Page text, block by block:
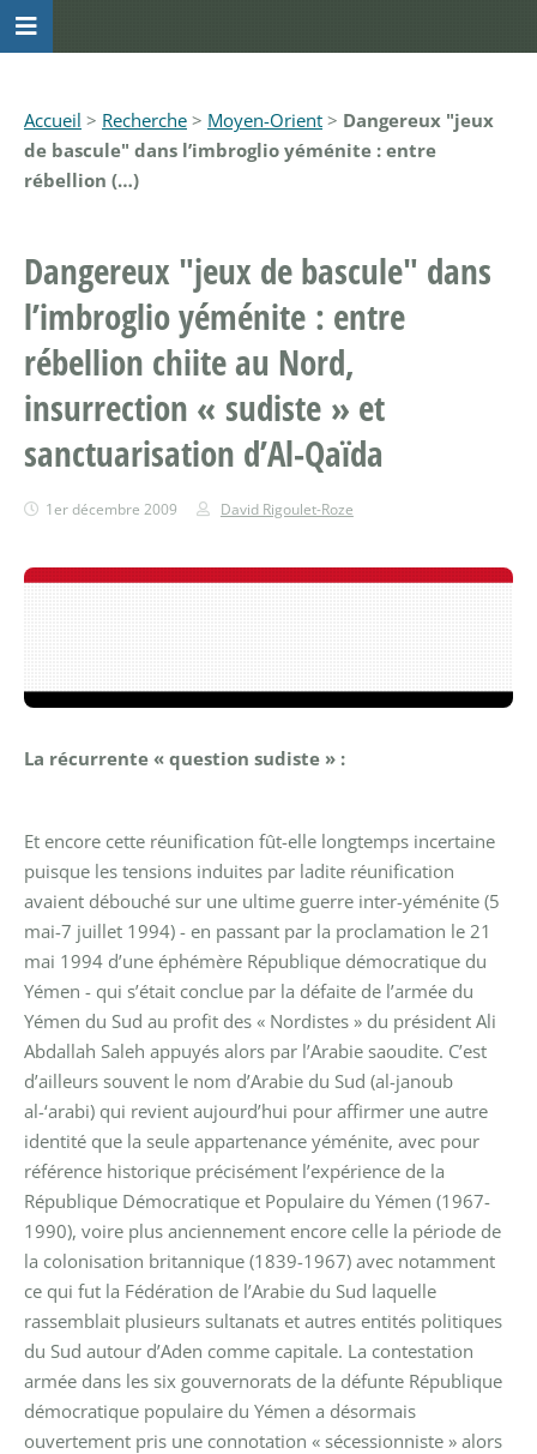
Accueil > Recherche > Moyen-Orient > Dangereux "jeux
de bascule" dans l’imbroglio yéménite : entre
rébellion (…)
Dangereux "jeux de bascule" dans
l’imbroglio yéménite : entre
rébellion chiite au Nord,
insurrection « sudiste » et
sanctuarisation d’Al-Qaïda
1er décembre 2009 David Rigoulet-Roze
La récurrente « question sudiste » :
Et encore cette réunification fût-elle longtemps incertaine
puisque les tensions induites par ladite réunification
avaient débouché sur une ultime guerre inter-yéménite (5
mai-7 juillet 1994) - en passant par la proclamation le 21
mai 1994 d’une éphémère République démocratique du
Yémen - qui s’était conclue par la défaite de l’armée du
Yémen du Sud au profit des « Nordistes » du président Ali
Abdallah Saleh appuyés alors par l’Arabie saoudite. C’est
d’ailleurs souvent le nom d’Arabie du Sud (al-janoub
al-‘arabi) qui revient aujourd’hui pour affirmer une autre
identité que la seule appartenance yéménite, avec pour
référence historique précisément l’expérience de la
République Démocratique et Populaire du Yémen (1967-
1990), voire plus anciennement encore celle la période de
la colonisation britannique (1839-1967) avec notamment
ce qui fut la Fédération de l’Arabie du Sud laquelle
rassemblait plusieurs sultanats et autres entités politiques
du Sud autour d’Aden comme capitale. La contestation
armée dans les six gouvernorats de la défunte République
démocratique populaire du Yémen a désormais
ouvertement pris une connotation « sécessionniste » alors